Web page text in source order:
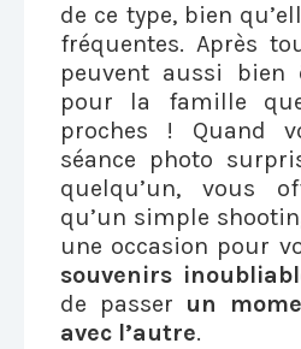
de ce type, bien
fréquentes. Après
peuvent aussi bien
pour la famille
proches ! Quand
séance photo
quelqu’un, vous
qu’un simple
une occasion pour
souvenirs
de passer un
avec l’autre.